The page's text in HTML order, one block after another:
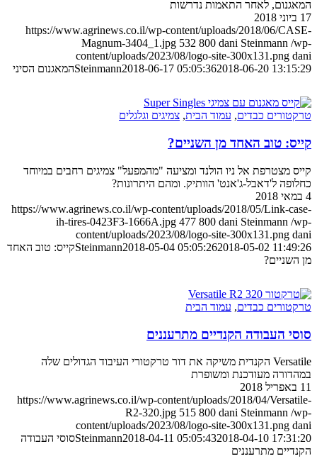
המאגנום, לאחר התאמות נדרשות
17 ביוני 2018
https://www.agrinews.co.il/wp-content/uploads/2018/06/CASE-
Magnum-3404_1.jpg 532 800 dani Steinmann /wp-
content/uploads/2023/08/logo-site-300x131.png dani
Steinmann2018-06-17 05:05:362018-06-20 13:15:29 המאגנום הסיני
טרקטורים כבדים, עמוד הבית, צמיגים וגלגלים
קייס: טוב האחד מן השניים?
קייס מצטרפת אל ניו הולנד ומציעה "מהמפעל" צמיגים רחבים במיוחד
כחלופה ל'דאבל-ג'אנט' הוותיק. ומהם היתרונות?
4 במאי 2018
https://www.agrinews.co.il/wp-content/uploads/2018/05/Link-case-
ih-tires-0423F3-1666A.jpg 477 800 dani Steinmann /wp-
content/uploads/2023/08/logo-site-300x131.png dani
Steinmann2018-05-04 05:05:262018-05-02 11:49:26
קייס: טוב האחד
מן השניים?
טרקטורים כבדים, עמוד הבית
סוסי העבודה הקנדיים מתרעננים
Versatile הקנדית משיקה את דור טרקטורי העיבוד הגדולים שלה
במהדורה מעודכנת ומשופרת
11 באפריל 2018
https://www.agrinews.co.il/wp-content/uploads/2018/04/Versatile-
R2-320.jpg 515 800 dani Steinmann /wp-
content/uploads/2023/08/logo-site-300x131.png dani
Steinmann2018-04-11 05:05:432018-04-10 17:31:20
סוסי העבודה
הקנדיים מתרעננים